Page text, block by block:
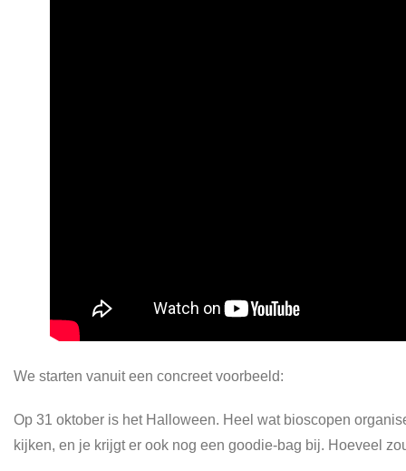
We starten vanuit een concreet voorbeeld:
Op 31 oktober is het Halloween. Heel wat bioscopen
kijken, en je krijgt er ook nog een goodie-bag bij. Hoeveel